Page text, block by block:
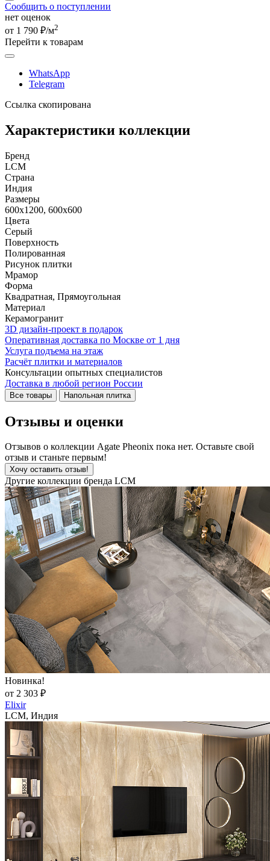
Сообщить о поступлении
нет оценок
от 1 790 ₽/м2
Перейти к товарам
WhatsApp
Telegram
Ссылка скопирована
Характеристики коллекции
Бренд
LCM
Страна
Индия
Размеры
600x1200, 600x600
Цвета
Серый
Поверхность
Полированная
Рисунок плитки
Мрамор
Форма
Квадратная, Прямоугольная
Материал
Керамогранит
3D дизайн-проект в подарок
Оперативная доставка по Москве от 1 дня
Услуга подъема на этаж
Расчёт плитки и материалов
Консультации опытных специалистов
Доставка в любой регион России
Все товары Напольная плитка
Отзывы и оценки
Отзывов о коллекции Agate Pheonix пока нет. Оставьте свой
отзыв и станьте первым!
Хочу оставить отзыв!
Другие коллекции бренда LCM
Новинка!
от 2 303 ₽
Elixir
LCM, Индия